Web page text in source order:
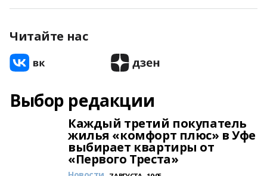
Читайте нас
Выбор редакции
Каждый третий покупатель
жилья «комфорт плюс» в Уфе
выбирает квартиры от
«Первого Треста»